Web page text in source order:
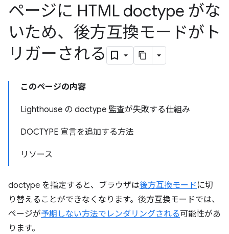
ページに HTML doctype がな
いため、後方互換モードがト
リガーされる
このページの内容
Lighthouse の doctype 監査が失敗する仕組み
DOCTYPE 宣言を追加する方法
リソース
doctype を指定すると、ブラウザは後方互換モード に切
り替えることができなくなります。後方互換モードでは、
ページが予期しない方法でレンダリングされる可能性があ
ります。